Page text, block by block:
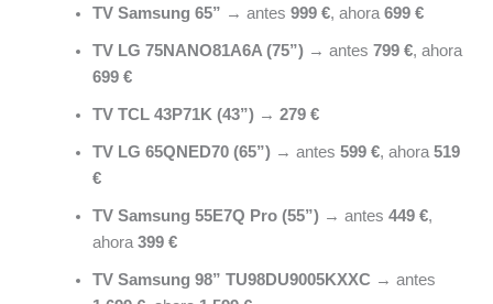
TV Samsung 65” → antes 999 €, ahora 699 €
TV LG 75NANO81A6A (75”)→ antes 799 €, ahora
699 €
TV TCL 43P71K (43”)→ 279 €
TV LG 65QNED70 (65”)→ antes 599 €, ahora 519
€
TV Samsung 55E7Q Pro (55”)→ antes 449 €,
ahora 399 €
TV Samsung 98” TU98DU9005KXXC → antes